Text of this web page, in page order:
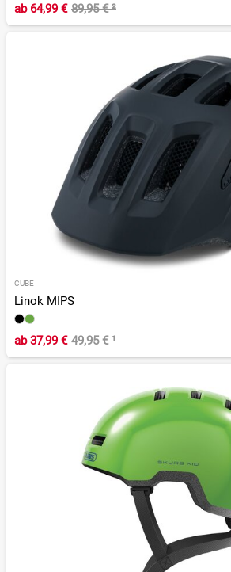
ab64,99 € 89,95 €²
CUBE
Linok MIPS
ab37,99 € 49,95 €¹